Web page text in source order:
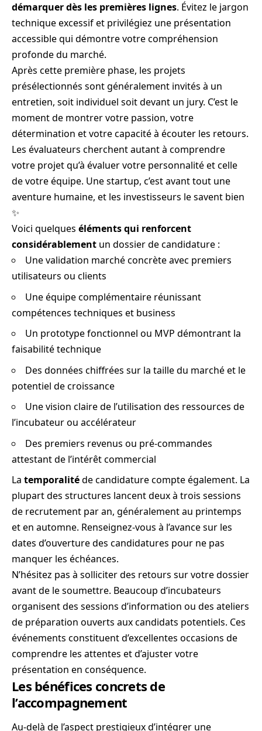
démarquer dès les premières lignes. Évitez le jargon
technique excessif et privilégiez une présentation
accessible qui démontre votre compréhension
profonde du marché.
Après cette première phase, les projets
présélectionnés sont généralement invités à un
entretien, soit individuel soit devant un jury. C’est le
moment de montrer votre passion, votre
détermination et votre capacité à écouter les retours.
Les évaluateurs cherchent autant à comprendre
votre projet qu’à évaluer votre personnalité et celle
de votre équipe. Une startup, c’est avant tout une
aventure humaine, et les investisseurs le savent bien
✨
Voici quelques éléments qui renforcent
considérablement un dossier de candidature :
Une validation marché concrète avec premiers
utilisateurs ou clients
Une équipe complémentaire réunissant
compétences techniques et business
Un prototype fonctionnel ou MVP démontrant la
faisabilité technique
Des données chiffrées sur la taille du marché et le
potentiel de croissance
Une vision claire de l’utilisation des ressources de
l’incubateur ou accélérateur
Des premiers revenus ou pré-commandes
attestant de l’intérêt commercial
La temporalitéde candidature compte également. La
plupart des structures lancent deux à trois sessions
de recrutement par an, généralement au printemps
et en automne. Renseignez-vous à l’avance sur les
dates d’ouverture des candidatures pour ne pas
manquer les échéances.
N’hésitez pas à solliciter des retours sur votre dossier
avant de le soumettre. Beaucoup d’incubateurs
organisent des sessions d’information ou des ateliers
de préparation ouverts aux candidats potentiels. Ces
événements constituent d’excellentes occasions de
comprendre les attentes et d’ajuster votre
présentation en conséquence.
Les bénéfices concrets de
l’accompagnement
Au-delà de l’aspect prestigieux d’intégrer une